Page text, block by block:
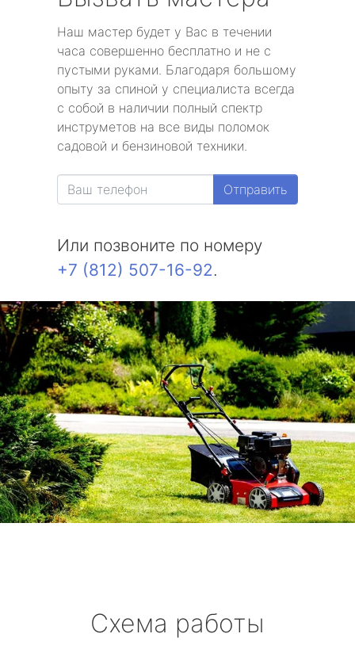
Наш мастер будет у Вас в течении
часа совершенно бесплатно и не с
пустыми руками. Благодаря большому
опыту за спиной у специалиста всегда
с собой в наличии полный спектр
инструметов на все виды поломок
садовой и бензиновой техники.
Отправить
Или позвоните по номеру
+7 (812) 507-16-92.
Схема работы